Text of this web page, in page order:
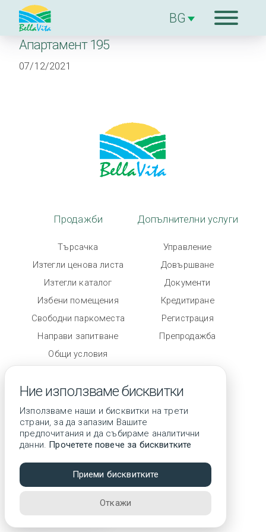
За комплекcа
Апартамент 195
07/12/2021
Продажби
Търсачка
Изтегли ценова листа
Изтегли каталог
Избени помещения
Свободни паркоместа
Направи запитване
Общи условия
Допълнителни услуги
Управление
Довършване
Документи
Кредитиране
Регистрация
Препродажба
© 2026 Всички права запазени
Ние използваме бисквитки
Използваме наши и бисквитки на трети
страни, за да запазим Вашите
предпочитания и да събираме аналитични
данни. Прочетете повече за бисквитките
Приеми бисквитките
Откажи